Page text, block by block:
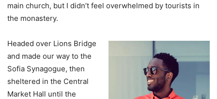
main church, but I didn’t feel overwhelmed by tourists in
the monastery.
Headed over Lions Bridge
and made our way to the
Sofia Synagogue, then
sheltered in the Central
Market Hall until the